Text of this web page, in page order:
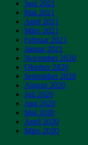
Juni 2021
Mai 2021
April 2021
März 2021
Februar 2021
Januar 2021
November 2020
Oktober 2020
September 2020
August 2020
Juli 2020
Juni 2020
Mai 2020
April 2020
März 2020